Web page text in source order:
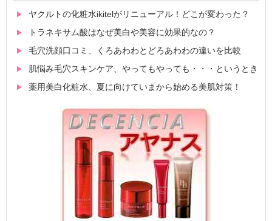
ヤクルトの化粧水ikitelがリニューアル！どこが変わった？
トラネキサム酸はなぜ美白や美容に効果的なの？
毛穴洗顔口コミ、くろあわわとどろあわわの違いを比較
肌悩み毛穴スキンケア、やってもやっても・・・というとき
薬用美白化粧水、夏に向けていまから始める美肌対策！